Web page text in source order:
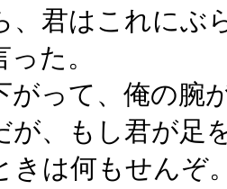
、君はこれにぶ
た。
がって、俺の腕
が、もし君が足
きは何もせんぞ